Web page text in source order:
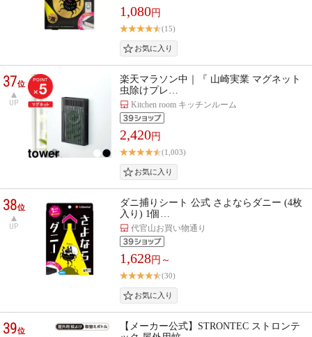
1,080円
(15)
37位
UP
楽天マラソン中｜『 山崎実業 マグネット
虫除けプレ…
Kitchen room キッチンルーム
2,420円
(1,003)
38位
UP
ダニ捕りシート 公式 さよならダニー (4枚
入り) 1個…
代官山お買い物通り
1,628円～
(30)
39位
【メーカー公式】STRONTEC ストロンテ